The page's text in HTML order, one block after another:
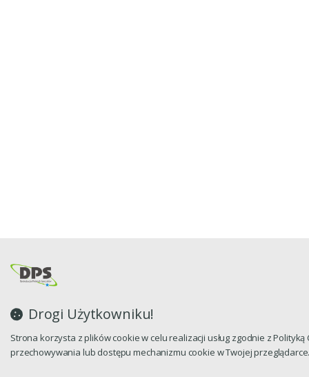
Drogi Użytkowniku!
Strona korzysta z plików cookie w celu realizacji usług zgodnie z
przechowywania lub dostępu mechanizmu cookie w Twojej